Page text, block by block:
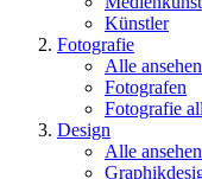
Künstler
Fotografie
Alle
Fotografen
Fotografie
Design
Alle